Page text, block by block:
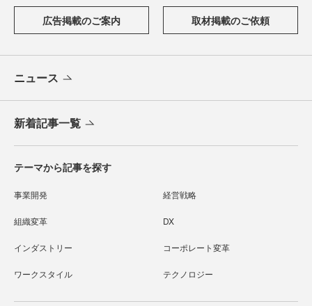
広告掲載のご案内 取材掲載のご依頼
ニュース
新着記事一覧
テーマから記事を探す
事業開発 経営戦略
組織変革 DX
インダストリー コーポレート変革
ワークスタイル テクノロジー